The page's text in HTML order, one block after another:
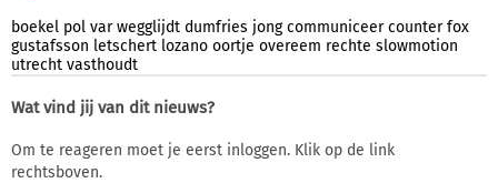
boekel pol var wegglijdt dumfries jong communiceer counter fox
gustafsson letschert lozano oortje overeem rechte slowmotion
utrecht vasthoudt
Wat vind jij van dit nieuws?
Om te reageren moet je eerst inloggen. Klik op de link
rechtsboven.